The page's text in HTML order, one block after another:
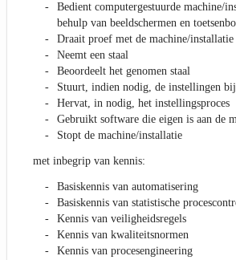
Bedient computergestuurde machine/
behulp van beeldschermen en
Draait proef met de machine/installatie
Neemt een staal
Beoordeelt het genomen staal
Stuurt, indien nodig, de instellingen bij
Hervat, in nodig, het instellingsproces
Gebruikt software die eigen is aan de
Stopt de machine/installatie
met inbegrip van kennis:
Basiskennis van automatisering
Basiskennis van statistische
Kennis van veiligheidsregels
Kennis van kwaliteitsnormen
Kennis van procesengineering